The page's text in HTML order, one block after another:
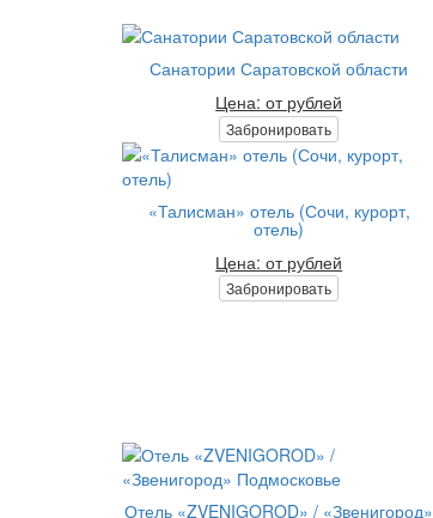
Санатории Саратовской области
Цена: от рублей
Забронировать
«Талисман» отель (Сочи, курорт,
отель)
Цена: от рублей
Забронировать
Отель «ZVENIGOROD» / «Звенигород»